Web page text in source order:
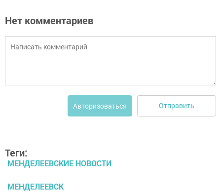
Нет комментариев
Авторизоваться Отправить
Теги:
МЕНДЕЛЕЕВСКИЕ НОВОСТИ
МЕНДЕЛЕЕВСК